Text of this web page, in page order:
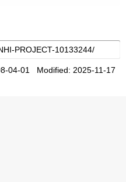
04-01 Modified: 2025-11-17